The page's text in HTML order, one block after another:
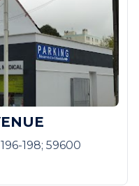
198; 59600